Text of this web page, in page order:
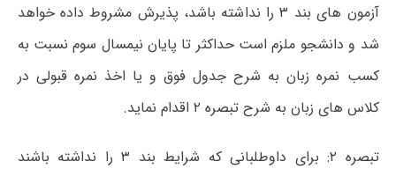
آزمون های بند ۳ را نداشته باشد، پذیرش مشروط داده خواهد
شد و دانشجو ملزم است حداکثر تا پایان نیمسال سوم نسبت به
کسب نمره زبان به شرح جدول فوق و یا اخذ نمره قبولی در
کلاس های زبان به شرح تبصره ۲ اقدام نماید.
تبصره ۲: برای داوطلبانی که شرایط بند ۳ را نداشته باشند